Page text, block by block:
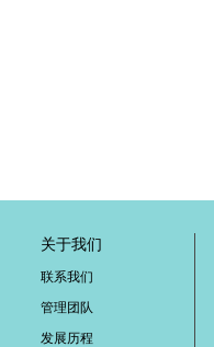
关于我们
联系我们
管理团队
发展历程